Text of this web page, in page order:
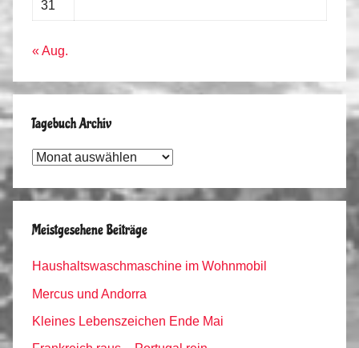
31
« Aug.
Tagebuch Archiv
Tagebuch
Meistgesehene Beiträge
Haushaltswaschmaschine im Wohnmobil
Mercus und Andorra
Kleines Lebenszeichen Ende Mai